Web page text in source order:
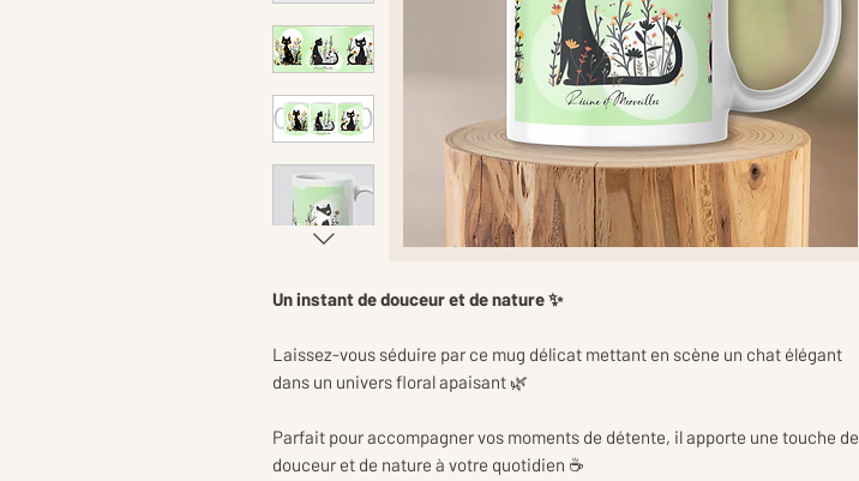
Un instant de douceur et de nature ✨
Laissez-vous séduire par ce mug délicat mettant en scène un chat élégant
dans un univers floral apaisant 🌿
Parfait pour accompagner vos moments de détente, il apporte une touche de
douceur et de nature à votre quotidien ☕